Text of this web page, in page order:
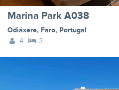
Marina Park A038
Odiáxere, Faro, Portugal
4
2